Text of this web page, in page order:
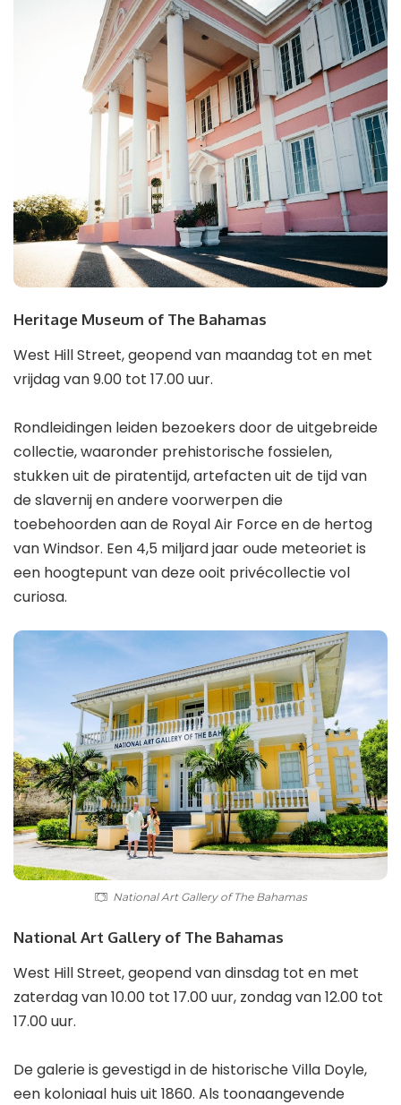
Heritage Museum of The Bahamas
West Hill Street, geopend van maandag tot en met
vrijdag van 9.00 tot 17.00 uur.
Rondleidingen leiden bezoekers door de uitgebreide
collectie, waaronder prehistorische fossielen,
stukken uit de piratentijd, artefacten uit de tijd van
de slavernij en andere voorwerpen die
toebehoorden aan de Royal Air Force en de hertog
van Windsor. Een 4,5 miljard jaar oude meteoriet is
een hoogtepunt van deze ooit privécollectie vol
curiosa.
National Art Gallery of The Bahamas
National Art Gallery of The Bahamas
West Hill Street, geopend van dinsdag tot en met
zaterdag van 10.00 tot 17.00 uur, zondag van 12.00 tot
17.00 uur.
De galerie is gevestigd in de historische Villa Doyle,
een koloniaal huis uit 1860. Als toonaangevende